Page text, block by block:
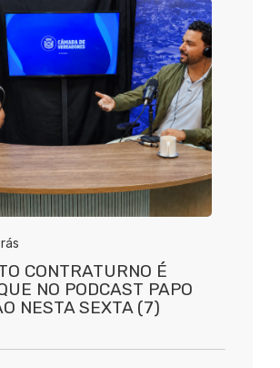
CONTRATURNO É
NO PODCAST PAPO
NESTA SEXTA (7)